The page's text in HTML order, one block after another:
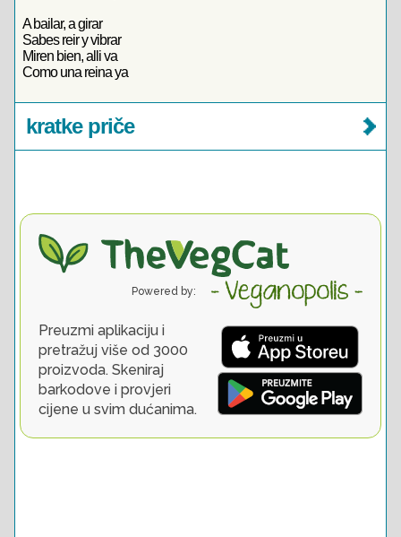
A bailar, a girar
Sabes reir y vibrar
Miren bien, alli va
Como una reina ya
kratke priče